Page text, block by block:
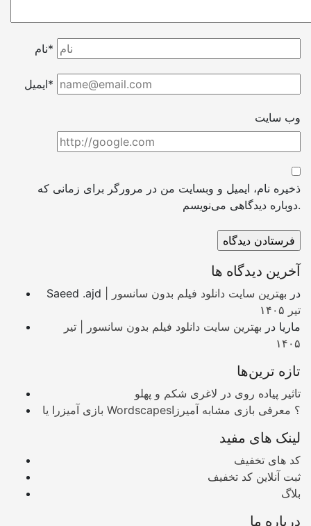
نام*
ایمیل*
وب سایت
ذخیره نام، ایمیل و وبسایت من در مرورگر برای زمانی که
دوباره دیدگاهی می‌نویسم.
آخرین دیدگاه ها
Saeed .ajd در بهترین سایت دانلود فیلم بدون سانسور |
تیر ۱۴۰۵
ماریا در بهترین سایت دانلود فیلم بدون سانسور | تیر
۱۴۰۵
تازه ترین‌ها
تاثیر پیاده روی در لاغری شکم و پهلو
بازی آمیزرا یا Wordscapes؟ معرفی بازی مشابه آمیرزا
لینک های مفید
کد های تخفیف
ثبت آنلاین کد تخفیف
بلاگ
درباره ما